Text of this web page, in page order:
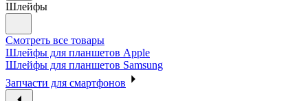
Шлейфы
Смотреть все товары
Шлейфы для планшетов Apple
Шлейфы для планшетов Samsung
Запчасти для смартфонов